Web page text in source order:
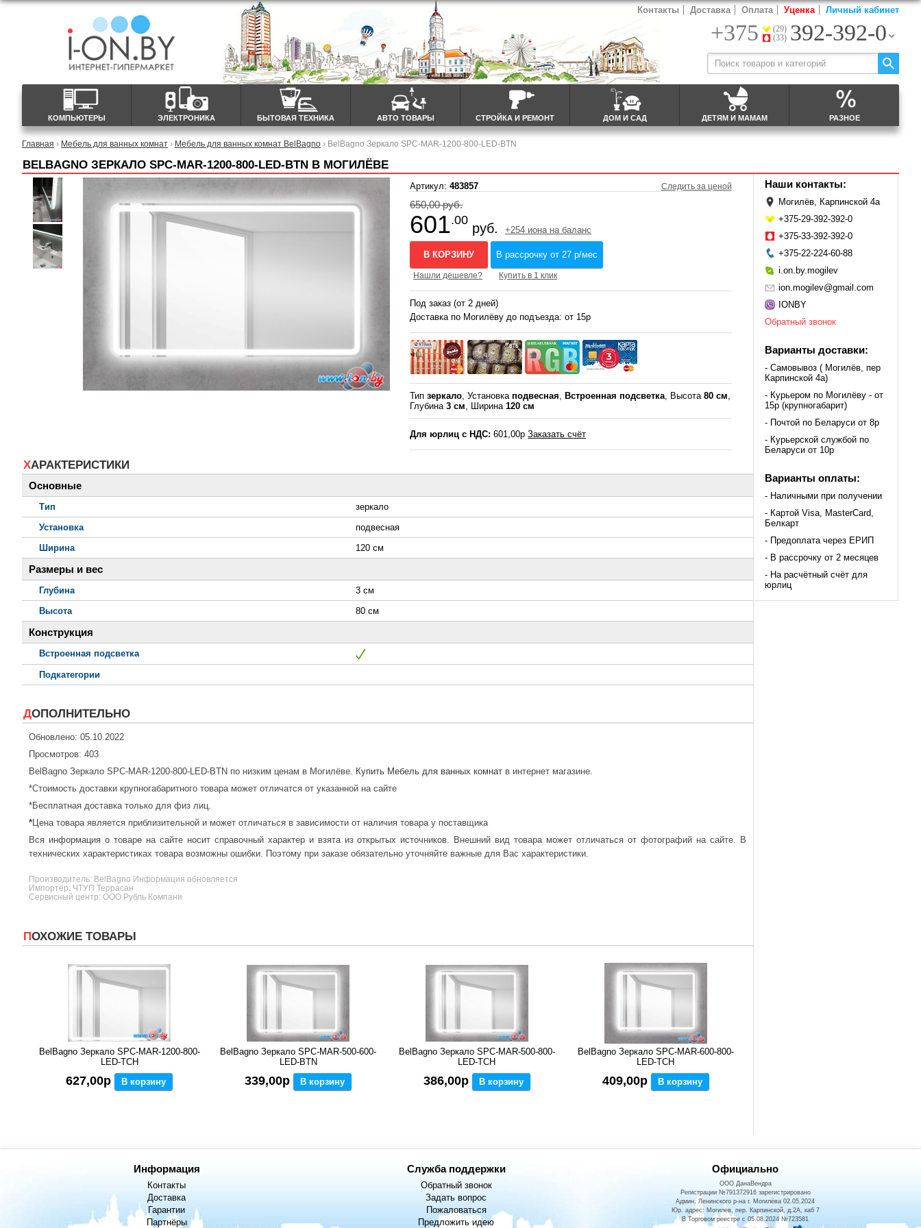
КОМПЬЮТЕРЫ ЭЛЕКТРОНИКА БЫТОВАЯ ТЕХНИКА АВТО ТОВАРЫ СТРОЙКА И РЕМОНТ ДОМ И САД ДЕТЯМ И МАМАМ РАЗНОЕ
Контакты Доставка Оплата Уценка Личный кабинет
+375
(29)
(33) 392-392-0
Главная › Мебель для ванных комнат › Мебель для ванных комнат BelBagno › BelBagno Зеркало SPC-MAR-1200-800-LED-BTN
BELBAGNO ЗЕРКАЛО SPC-MAR-1200-800-LED-BTN В МОГИЛЁВЕ
Артикул:483857 Следить за ценой
650,00 руб.
601.00
руб. +254 иона на баланс
В КОРЗИНУ В рассрочку от 27 р/мес
Нашли дешевле? Купить в 1 клик
Под заказ (от 2 дней)
Доставка по Могилёву до подъезда: от 15р
Типзеркало, Установкаподвесная, Встроенная подсветка, Высота80 см,
Глубина3 см, Ширина120 см
Для юрлиц с НДС: 601,00рЗаказать счёт
ХАРАКТЕРИСТИКИ
Основные
Тип
зеркало
Установка
подвесная
Ширина
120 см
Размеры и вес
Глубина
3 см
Высота
80 см
Конструкция
Встроенная подсветка
Подкатегории
ДОПОЛНИТЕЛЬНО
Обновлено: 05.10.2022
Просмотров: 403
BelBagno Зеркало SPC-MAR-1200-800-LED-BTN по низким ценам в Могилёве. Купить Мебель для ванных комнат в интернет магазине.
*Стоимость доставки крупногабаритного товара может отличатся от указанной на сайте
*Бесплатная доставка только для физ лиц.
*Цена товара является приблизительной и может отличаться в зависимости от наличия товара у поставщика
Вся информация о товаре на сайте носит справочный характер и взята из открытых источников. Внешний вид товара может отличаться от фотографий на сайте. В
технических характеристиках товара возможны ошибки. Поэтому при заказе обязательно уточняйте важные для Вас характеристики.
Производитель: BelBagno Информация обновляется
Импортёр: ЧТУП Террасан
Сервисный центр: ООО Рубль Компани
ПОХОЖИЕ ТОВАРЫ
BelBagno Зеркало SPC-MAR-1200-800-
LED-TCH
627,00р В корзину
BelBagno Зеркало SPC-MAR-500-600-
LED-BTN
339,00р В корзину
BelBagno Зеркало SPC-MAR-500-800-
LED-TCH
386,00р В корзину
BelBagno Зеркало SPC-MAR-600-800-
LED-TCH
409,00р В корзину
Наши контакты:
Могилёв, Карпинской 4а
+375-29-392-392-0
+375-33-392-392-0
+375-22-224-60-88
i.on.by.mogilev
ion.mogilev@gmail.com
IONBY
Обратный звонок
Варианты доставки:
- Самовывоз ( Могилёв, пер
Карпинской 4а)
- Курьером по Могилёву - от
15р (крупногабарит)
- Почтой по Беларуси от 8р
- Курьерской службой по
Беларуси от 10р
Варианты оплаты:
- Наличными при получении
- Картой Visa, MasterCard,
Белкарт
- Предоплата через ЕРИП
- В рассрочку от 2 месяцев
- На расчётный счёт для
юрлиц
Информация
Контакты
Доставка
Гарантии
Партнёры
Служба поддержки
Обратный звонок
Задать вопрос
Пожаловаться
Предложить идею
Официально
ООО ДанаВендра
Регистрации №791372916 зарегистрировано
Админ. Ленинского р-на г. Могилёва 02.05.2024
Юр. адрес: Могилев, пер. Карпинской, д.2А, каб 7
В Торговом реестре с 05.08.2024 №723581